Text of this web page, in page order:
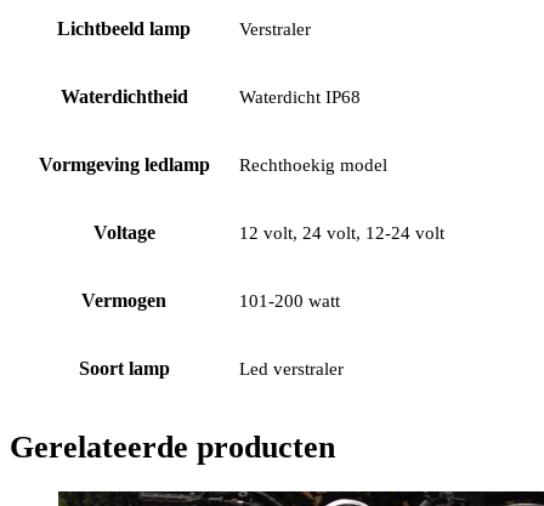
Lichtbeeld lamp Verstraler
Waterdichtheid Waterdicht IP68
Vormgeving ledlamp Rechthoekig model
Voltage 12 volt, 24 volt, 12-24 volt
Vermogen 101-200 watt
Soort lamp Led verstraler
Gerelateerde producten